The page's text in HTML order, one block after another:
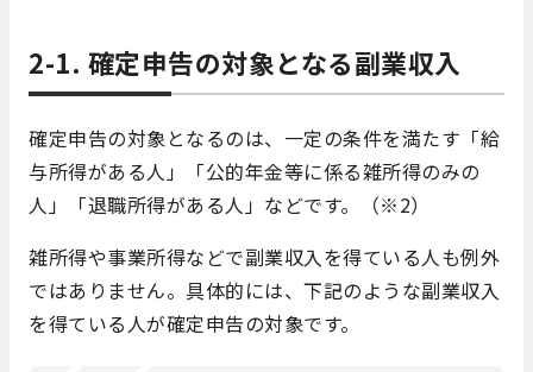
2-1. 確定申告の対象となる副業収入
確定申告の対象となるのは、一定の条件を満たす「給
与所得がある人」「公的年金等に係る雑所得のみの
人」「退職所得がある人」などです。（※2）
雑所得や事業所得などで副業収入を得ている人も例外
ではありません。具体的には、下記のような副業収入
を得ている人が確定申告の対象です。